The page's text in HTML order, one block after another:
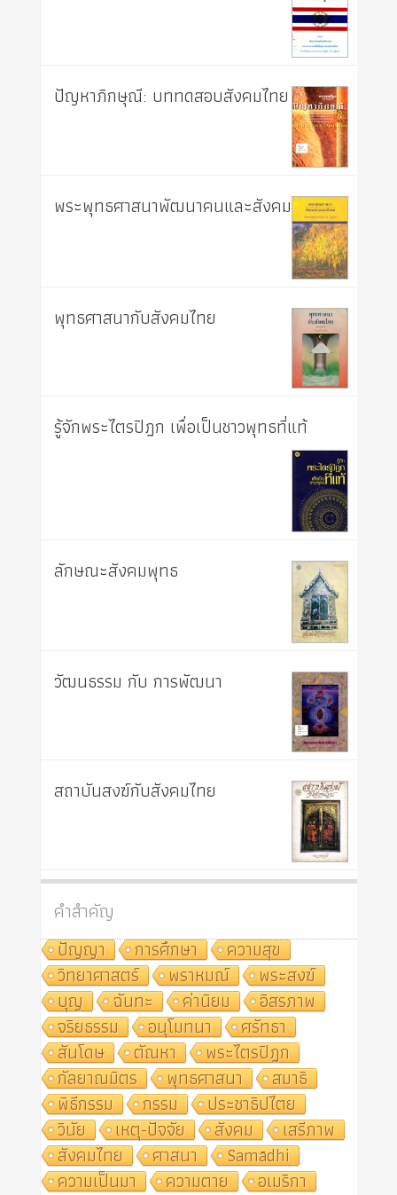
ปัญหาภิกษุณี: บททดสอบสังคมไทย
พระพุทธศาสนาพัฒนาคนและสังคม
พุทธศาสนากับสังคมไทย
รู้จักพระไตรปิฎก เพื่อเป็นชาวพุทธที่แท้
ลักษณะสังคมพุทธ
วัฒนธรรม กับ การพัฒนา
สถาบันสงฆ์กับสังคมไทย
คำสำคัญ
ปัญญา
การศึกษา
ความสุข
วิทยาศาสตร์
พราหมณ์
พระสงฆ์
บุญ
ฉันทะ ค่านิยม
อิสรภาพ
จริยธรรม
อนุโมทนา
ศรัทธา
สันโดษ
ตัณหา
พระไตรปิฎก
กัลยาณมิตร
พุทธศาสนา
สมาธิ
พิธีกรรม
กรรม
ประชาธิปไตย
วินัย
เหตุ-ปัจจัย สังคม
เสรีภาพ
สังคมไทย
ศาสนา
Samādhi
ความเป็นมา
ความตาย
อเมริกา